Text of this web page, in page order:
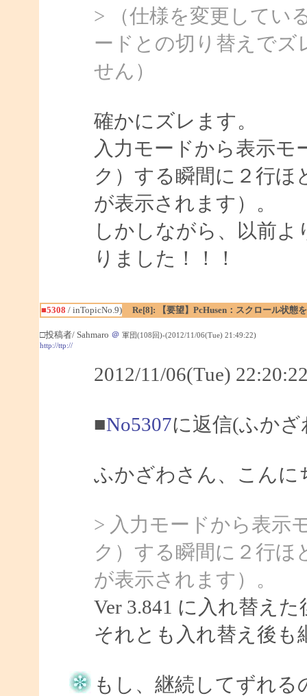
> （仕様を変更してい
ードとの切り替えで
せん）
確かにズレます。
入力モードから表示
ク）する瞬間に２行ほ
が表示されます）。
しかしながら、以前
りました！！！
■5308 / inTopicNo.9) Re[8]: 【要望】PcHusen：スクロール状態
□投稿者/ Sahmaro ＠ 軍団(108回)-(2012/11/06(Tue) 21:49:22)
http://ttp://
2012/11/06(Tue)
■No5307に返信(ふか
ふかざわさん、こんに
> 入力モードから表示
ク）する瞬間に２行ほ
が表示されます）。
Ver 3.841 に入れ替え
それとも入れ替え後も
もし、継続してずれ